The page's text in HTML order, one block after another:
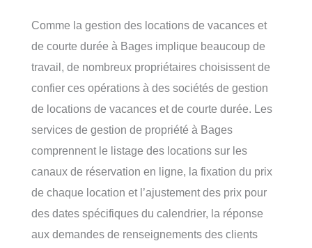
Comme la gestion des locations de vacances et
de courte durée à Bages implique beaucoup de
travail, de nombreux propriétaires choisissent de
confier ces opérations à des sociétés de gestion
de locations de vacances et de courte durée. Les
services de gestion de propriété à Bages
comprennent le listage des locations sur les
canaux de réservation en ligne, la fixation du prix
de chaque location et l’ajustement des prix pour
des dates spécifiques du calendrier, la réponse
aux demandes de renseignements des clients